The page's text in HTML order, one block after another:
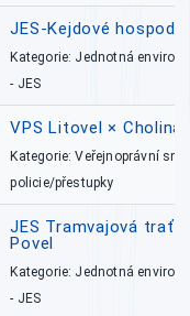
JES-Kejdové
Kategorie: Jednotná
- JES
VPS Litovel ×
Kategorie: Veřejnoprávní
policie/přestupky
JES Tramvajová trať
Povel
Kategorie: Jednotná
- JES